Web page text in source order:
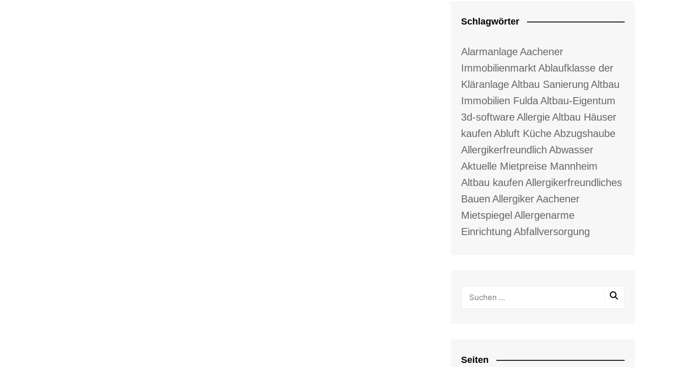
Schlagwörter
AlarmanlageAachener
ImmobilienmarktAblaufklasse der
KläranlageAltbau Sanierung Altbau
Immobilien FuldaAltbau-Eigentum
3d-softwareAllergieAltbau Häuser
kaufen Abluft KücheAbzugshaube
Allergikerfreundlich Abwasser
Aktuelle Mietpreise Mannheim
Altbau kaufen Allergikerfreundliches
Bauen AllergikerAachener
Mietspiegel Allergenarme
Einrichtung Abfallversorgung
Seiten